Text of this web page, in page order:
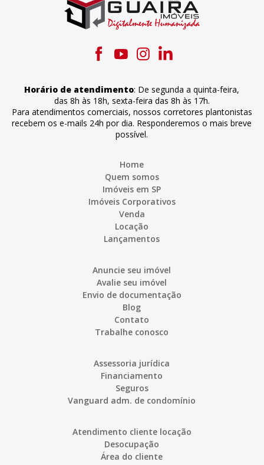
Horário de atendimento: De segunda a quinta-feira,
das 8h às 18h, sexta-feira das 8h às 17h.
Para atendimentos comerciais, nossos corretores plantonistas
recebem os e-mails 24h por dia. Responderemos o mais breve
possível.
Home
Quem somos
Imóveis em SP
Imóveis Corporativos
Venda
Locação
Lançamentos
Anuncie seu imóvel
Avalie seu imóvel
Envio de documentação
Blog
Contato
Trabalhe conosco
Assessoria jurídica
Financiamento
Seguros
Vanguard adm. de condomínio
Atendimento cliente locação
Desocupação
Área do cliente